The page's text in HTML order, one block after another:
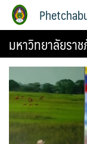
มหาวิทยาลัยรา